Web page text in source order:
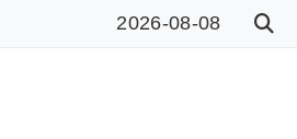
2026-08-08